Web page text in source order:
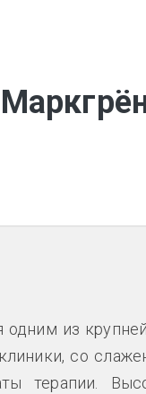
одним из
со
терапии.